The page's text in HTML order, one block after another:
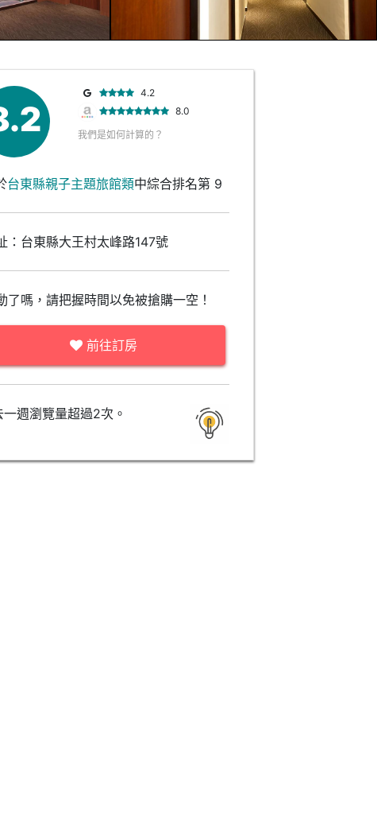
4.2
8.0
我們是如何計算的？
台東縣親子主題旅館類中綜合排名第 9
：台東縣大王村太峰路147號
了嗎，請把握時間以免被搶購一空！
前往訂房
一週瀏覽量超過2次。